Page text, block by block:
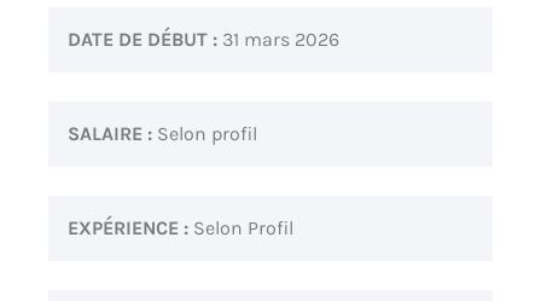
DATE DE DÉBUT : 31 mars 2026
SALAIRE : Selon profil
EXPÉRIENCE : Selon Profil